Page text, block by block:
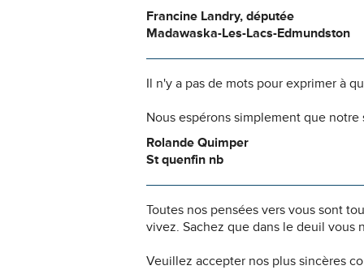
Francine Landry, députée
Madawaska-Les-Lacs-Edmundston
Il n'y a pas de mots pour exprimer à
Nous espérons simplement que
Rolande Quimper
St quenfin nb
Toutes nos pensées vers vous sont
vivez. Sachez que dans le deuil vous
Veuillez accepter nos plus sincères